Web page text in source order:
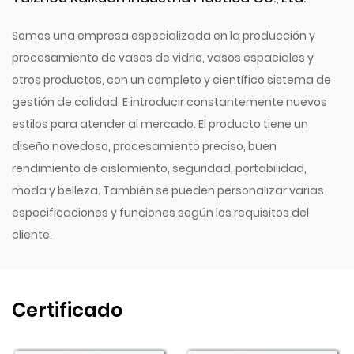
para beber, complementado con una tapa giratoria.
Este diseño único permite opciones de bebida
versátiles, ya sea que prefiera sorber o tragar. La
cubierta giratoria es fácil de usar y garantiza que
ambas bocas estén selladas de forma segura cuando
no estén en uso, evitando fugas y derrames. Esta
característica aumenta la comodidad general de la
botella, haciéndola adaptable a diversas preferencias
y situaciones de bebida.
La forma octogonal de la botella de agua 8076 es
más que una simple elección de diseño: mejora el
cuando estás en movimiento. Además, la forma
Somos una empresa especializada en la producción y
procesamiento de vasos de vidrio, vasos espaciales y
otros productos, con un completo y científico sistema de
gestión de calidad. E introducir constantemente nuevos
estilos para atender al mercado. El producto tiene un
diseño novedoso, procesamiento preciso, buen
rendimiento de aislamiento, seguridad, portabilidad,
moda y belleza. También se pueden personalizar varias
especificaciones y funciones según los requisitos del
cliente.
Certificado